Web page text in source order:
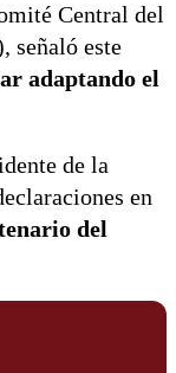
Central del
señaló este
adaptando el
de la
en
del